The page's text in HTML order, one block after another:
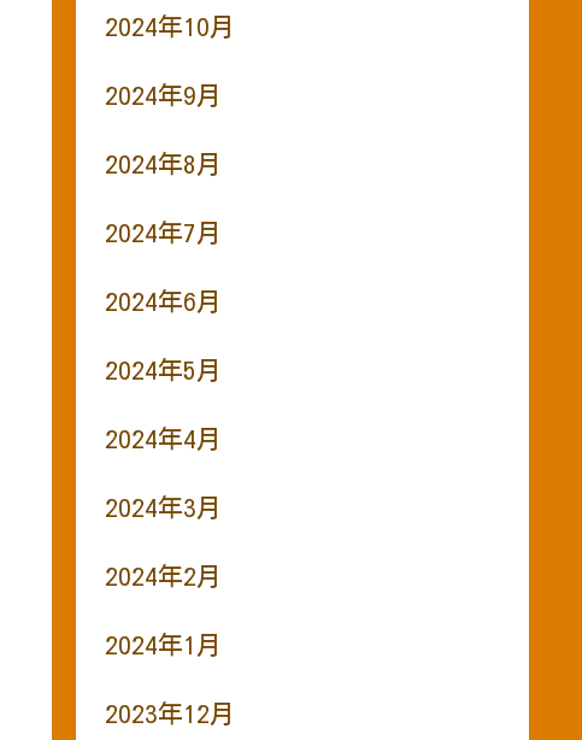
2024年10月
2024年9月
2024年8月
2024年7月
2024年6月
2024年5月
2024年4月
2024年3月
2024年2月
2024年1月
2023年12月